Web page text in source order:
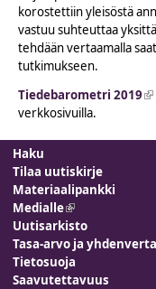
korostettiin yleisöstä
vastuu suhteuttaa
tehdään vertaamalla
tutkimukseen.
Tiedebarometri 2019
verkkosivuilla.
Haku
Tilaa uutiskirje
Materiaalipankki
Medialle(link is external)
Uutisarkisto
Tasa-arvo ja
Tietosuoja
Saavutettavuus